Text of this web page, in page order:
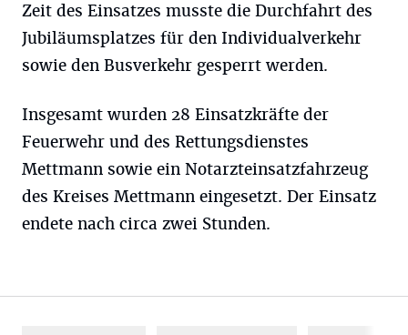
Zeit des Einsatzes musste die Durchfahrt des
Jubiläumsplatzes für den Individualverkehr
sowie den Busverkehr gesperrt werden.
Insgesamt wurden 28 Einsatzkräfte der
Feuerwehr und des Rettungsdienstes
Mettmann sowie ein Notarzteinsatzfahrzeug
des Kreises Mettmann eingesetzt. Der Einsatz
endete nach circa zwei Stunden.